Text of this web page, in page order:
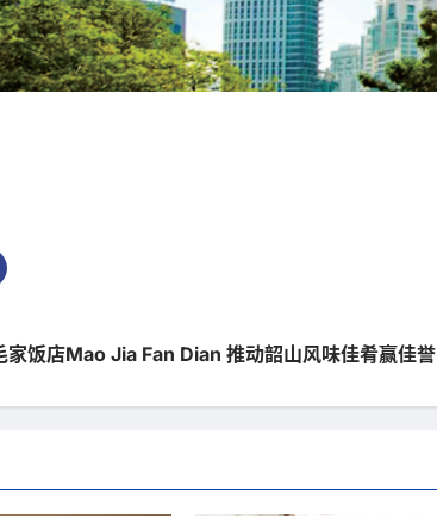
家饭店Mao Jia Fan Dian 推动韶山风味佳肴赢佳誉